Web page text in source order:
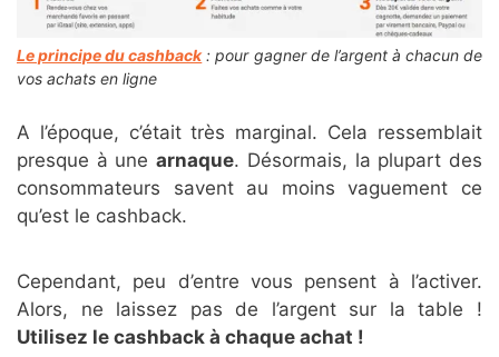
Le principe du cashback: pour gagner de l’argent à chacun de
vos achats en ligne
A l’époque, c’était très marginal. Cela ressemblait
presque à unearnaque. Désormais, la plupart des
consommateurs savent au moins vaguement ce
qu’est le cashback.
Cependant, peu d’entre vous pensent à l’activer.
Alors, ne laissez pas de l’argent sur la table !
Utilisez le cashback à chaque achat !